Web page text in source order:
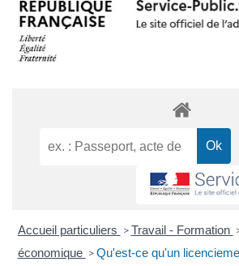
Accueil particuliers > Travail - Formation
économique > Qu'est-ce qu'un